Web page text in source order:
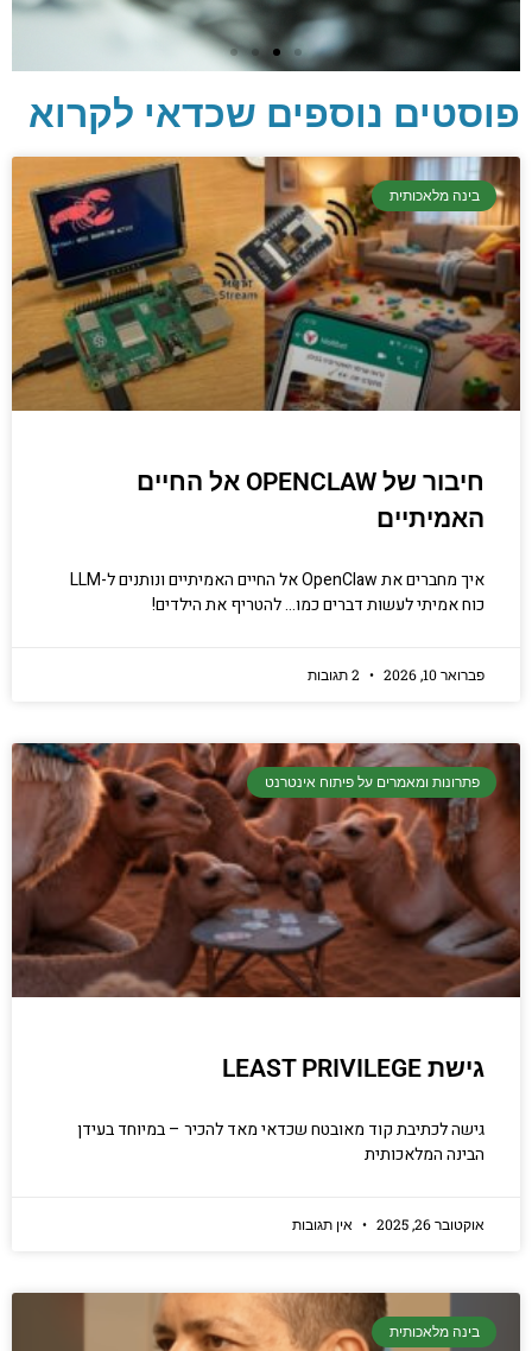
יסודות בתכנות
קריפטוגרפיה, ביצועים, אבטחת מידע ומידע
יסודי וחשוב שגם מתכנתים מנוסים לא תמיד
יודעים.
הכנסו עכשיו
פוסטים נוספים שכדאי לקרוא
בינה מלאכותית
חיבור של OPENCLAW אל החיים
האמיתיים
איך מחברים את OpenClaw אל החיים האמיתיים ונותנים ל-LLM
כוח אמיתי לעשות דברים כמו… להטריף את הילדים!
פברואר 10, 2026
פתרונות ומאמרים על פיתוח אינטרנט
גישת LEAST PRIVILEGE
גישה לכתיבת קוד מאובטח שכדאי מאד להכיר – במיוחד בעידן
הבינה המלאכותית
אוקטובר 26, 2025 אין תגובות
בינה מלאכותית